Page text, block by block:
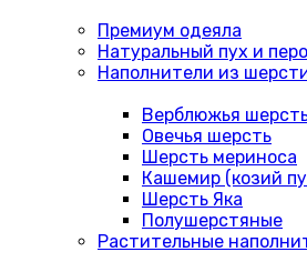
Премиум одеяла
Натуральный пух и перо
Наполнители из
Верблюжья
Овечья шерсть
Шерсть мериноса
Кашемир (козий
Шерсть Яка
Полушерстяные
Растительные